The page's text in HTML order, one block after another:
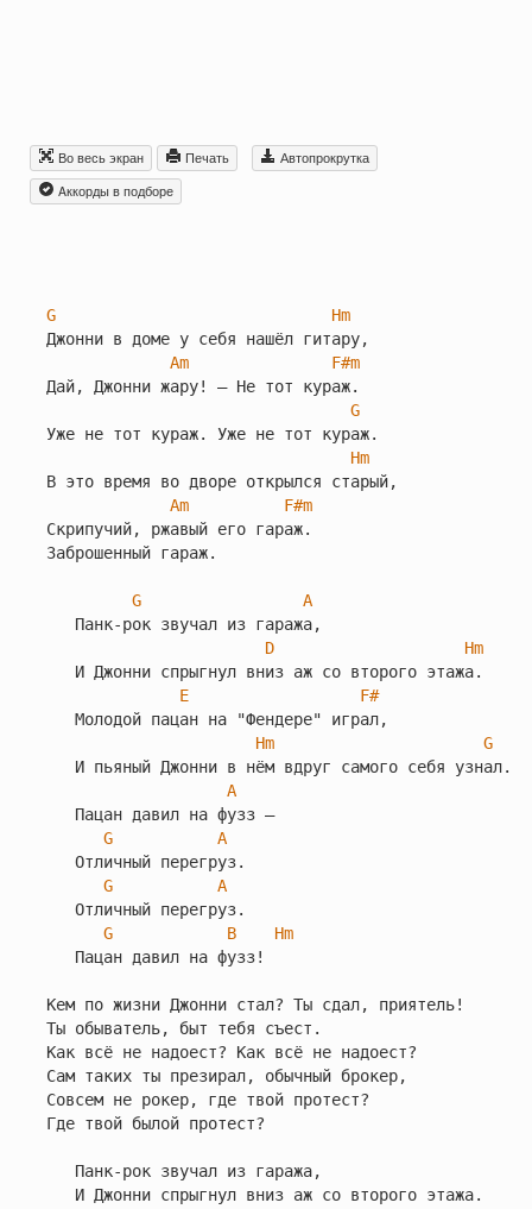
Во весь экран Печать
Автопрокрутка
Aккорды в подборе
G
Hm
Джонни в доме у себя нашёл гитару,
Am
F#m
Дай, Джонни жару! — Не тот кураж.
G
Уже не тот кураж. Уже не тот кураж.
Hm
В это время во дворе открылся старый,
Am
F#m
Скрипучий, ржавый его гараж.
Заброшенный гараж.
G
A
   Панк-рок звучал из гаража,
D
Hm
   И Джонни спрыгнул вниз аж со второго этажа.
E
F#
   Молодой пацан на "Фендере" играл,
Hm
G
   И пьяный Джонни в нём вдруг самого себя узнал.
A
   Пацан давил на фузз —
G
A
   Отличный перегруз.
G
A
   Отличный перегруз.
G
B
Hm
   Пацан давил на фузз!
Кем по жизни Джонни стал? Ты сдал, приятель!
Ты обыватель, быт тебя съест.
Как всё не надоест? Как всё не надоест?
Сам таких ты презирал, обычный брокер,
Совсем не рокер, где твой протест?
Где твой былой протест?
   Панк-рок звучал из гаража,
   И Джонни спрыгнул вниз аж со второго этажа.